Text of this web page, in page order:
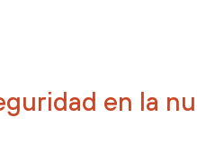
en la